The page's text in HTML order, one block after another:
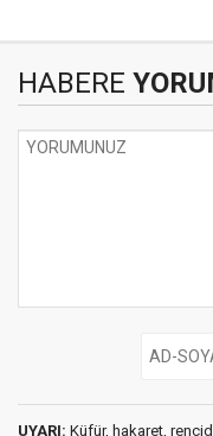
HABERE
UYARI: Küfür, hakaret,